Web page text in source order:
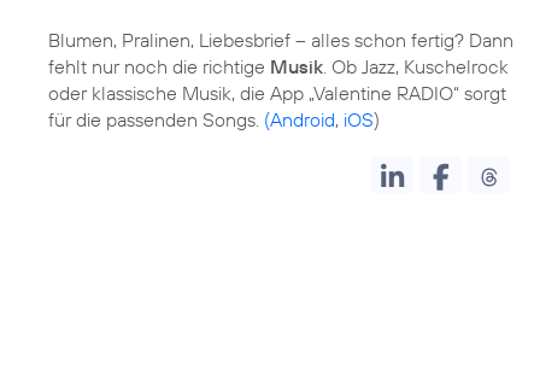
Blumen, Pralinen, Liebesbrief – alles schon fertig? Dann
fehlt nur noch die richtige Musik . Ob Jazz, Kuschelrock
oder klassische Musik, die App „Valentine RADIO“ sorgt
für die passenden Songs. (Android, iOS)